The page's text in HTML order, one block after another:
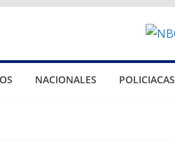
NACIONALES POLICIACAS